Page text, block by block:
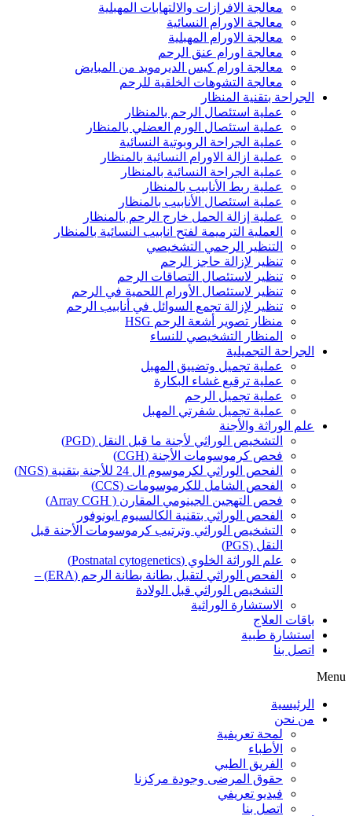
معالجة الافرازات والالتهابات المهبلية
معالجة الاورام النسائية
معالجة الاورام المهبلية
معالجة اورام عنق الرحم
معالجة اورام كيس الديرمويد من المبايض
معالجة التشوهات الخلقية للرحم
الجراحة بتقنية المنظار
عملية استئصال الرحم بالمنظار
عملية استئصال الورم العضلي بالمنظار
عملية الجراحة الروبوتية النسائية
عملية ازالة الاورام النسائية بالمنظار
عملية الجراحة النسائية بالمنظار
عملية ربط الأنابيب بالمنظار
عملية استئصال الأنابيب بالمنظار
عملية إزالة الحمل خارج الرحم بالمنظار
العملية الترميمة لفتح انابيب النسائية بالمنظار
التنظير الرحمي التشخيصي
تنظير لإزالة حاجز الرحم
تنظير لاستئصال التصاقات الرحم
تنظير لاستئصال الأورام اللحمية في الرحم
تنظير لإزالة تجمع السوائل في أنابيب الرحم
منظار تصوير أشعة الرحم HSG
المنظار التشخيصي للنساء
الجراحة التجميلية
عملية تجميل وتضييق المهبل
عملية ترقيع غشاء البكارة
عملية تجميل الرحم
عملية تجميل شفرتي المهبل
علم الوراثة والأجنة
التشخيص الوراثي لأجنة ما قبل النقل (PGD)
فحص كرموسومات الأجنة (CGH)
الفحص الوراثي لكرموسوم ال 24 للأجنة بتقنية (NGS)
الفحص الشامل للكرموسومات (CCS)
فحص التهجين الجينومي المقارن ( Array CGH)
الفحص الوراثي بتقنية الكالسيوم ايونوفور
التشخيص الوراثي وترتيب كرموسومات الأجنة قبل
النقل (PGS)
علم الوراثة الخلوي (Postnatal cytogenetics)
الفحص الوراثي لتقبل بطانة بطانة الرحم (ERA) –
التشخيص الوراثي قبل الولادة
الاستشارة الوراثية
باقات العلاج
استشارة طبية
اتصل بنا
Menu
الرئيسية
من نحن
لمحة تعريفية
الأطباء
الفريق الطبي
حقوق المرضى وجودة مركزنا
فيديو تعريفي
اتصل بنا